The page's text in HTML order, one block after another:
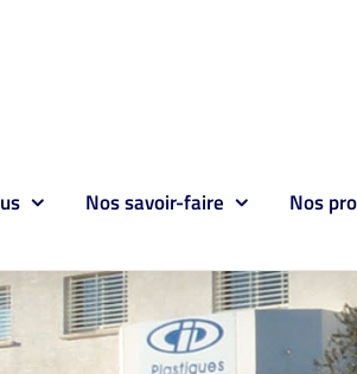
Nos savoir-faire Nos